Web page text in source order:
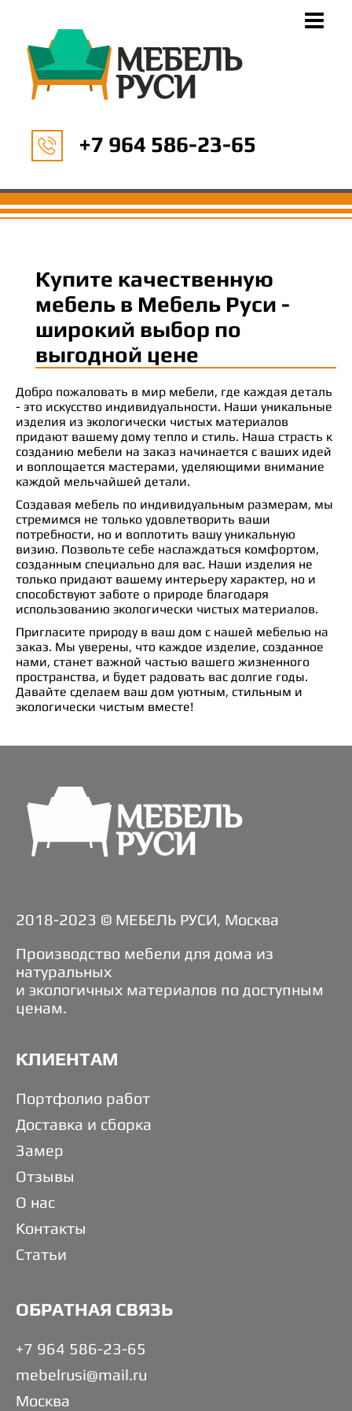
+7 964 586-23-65
Купите качественную
мебель в Мебель Руси -
широкий выбор по
выгодной цене
Добро пожаловать в мир мебели, где каждая деталь
- это искусство индивидуальности. Наши уникальные
изделия из экологически чистых материалов
придают вашему дому тепло и стиль. Наша страсть к
созданию мебели на заказ начинается с ваших идей
и воплощается мастерами, уделяющими внимание
каждой мельчайшей детали.
Создавая мебель по индивидуальным размерам, мы
стремимся не только удовлетворить ваши
потребности, но и воплотить вашу уникальную
визию. Позвольте себе наслаждаться комфортом,
созданным специально для вас. Наши изделия не
только придают вашему интерьеру характер, но и
способствуют заботе о природе благодаря
использованию экологически чистых материалов.
Пригласите природу в ваш дом с нашей мебелью на
заказ. Мы уверены, что каждое изделие, созданное
нами, станет важной частью вашего жизненного
пространства, и будет радовать вас долгие годы.
Давайте сделаем ваш дом уютным, стильным и
экологически чистым вместе!
2018-2023 © МЕБЕЛЬ РУСИ, Москва
Производство мебели для дома из
натуральных
и экологичных материалов по доступным
ценам.
КЛИЕНТАМ
Портфолио работ
Доставка и сборка
Замер
Отзывы
О нас
Контакты
Статьи
ОБРАТНАЯ СВЯЗЬ
+7 964 586-23-65
mebelrusi@mail.ru
Москва